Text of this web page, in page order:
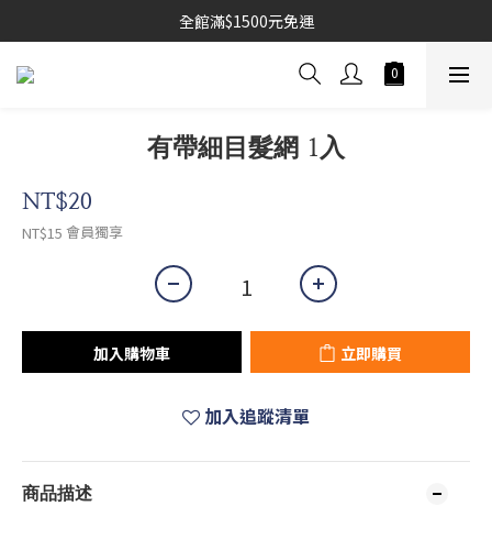
全館滿$1500元免運
有帶細目髮網 1入
NT$20
NT$15 會員獨享
加入購物車 立即購買
加入追蹤清單
商品描述